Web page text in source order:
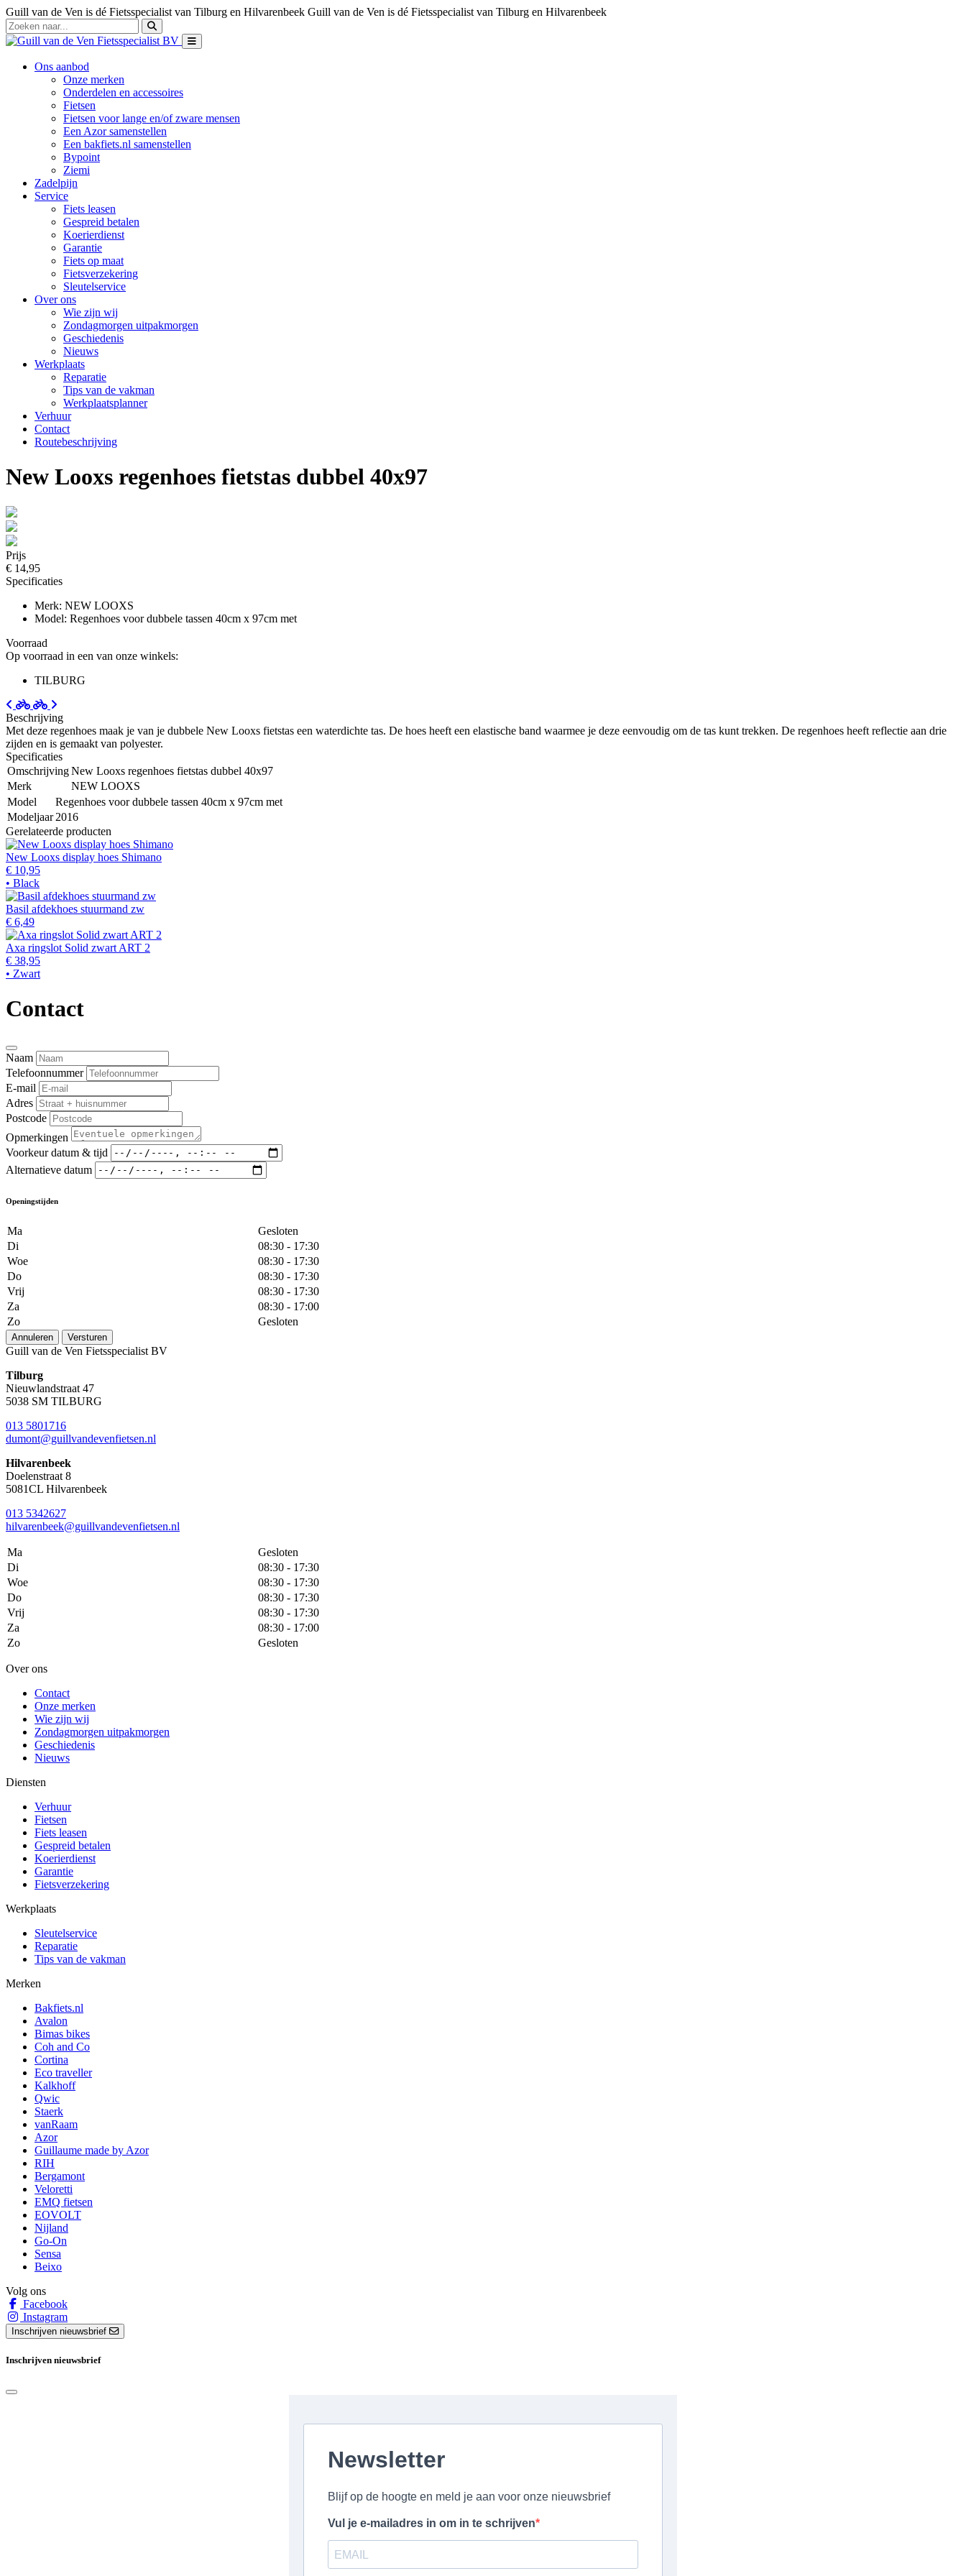
Guill van de Ven is dé Fietsspecialist van Tilburg en Hilvarenbeek Guill van de Ven is dé Fietsspecialist van Tilburg en Hilvarenbeek
Ons aanbod
Onze merken
Onderdelen en accessoires
Fietsen
Fietsen voor lange en/of zware mensen
Een Azor samenstellen
Een bakfiets.nl samenstellen
Bypoint
Ziemi
Zadelpijn
Service
Fiets leasen
Gespreid betalen
Koerierdienst
Garantie
Fiets op maat
Fietsverzekering
Sleutelservice
Over ons
Wie zijn wij
Zondagmorgen uitpakmorgen
Geschiedenis
Nieuws
Werkplaats
Reparatie
Tips van de vakman
Werkplaatsplanner
Verhuur
Contact
Routebeschrijving
New Looxs regenhoes fietstas dubbel 40x97
Prijs
€ 14,95
Specificaties
Merk: NEW LOOXS
Model: Regenhoes voor dubbele tassen 40cm x 97cm met
Voorraad
Op voorraad in een van onze winkels:
TILBURG
Beschrijving
Met deze regenhoes maak je van je dubbele New Looxs fietstas een waterdichte tas. De hoes heeft een elastische band waarmee je deze eenvoudig om de tas kunt trekken. De regenhoes heeft reflectie aan drie
zijden en is gemaakt van polyester.
Specificaties
OmschrijvingNew Looxs regenhoes fietstas dubbel 40x97
Merk
NEW LOOXS
Model
Regenhoes voor dubbele tassen 40cm x 97cm met
Modeljaar 2016
Gerelateerde producten
New Looxs display hoes Shimano
€ 10,95
• Black
Basil afdekhoes stuurmand zw
€ 6,49
Axa ringslot Solid zwart ART 2
€ 38,95
• Zwart
Contact
Naam
Telefoonnummer
E-mail
Adres
Postcode
Opmerkingen
Voorkeur datum & tijd
Alternatieve datum
Openingstijden
Ma
Gesloten
Di
08:30 - 17:30
Woe
08:30 - 17:30
Do
08:30 - 17:30
Vrij
08:30 - 17:30
Za
08:30 - 17:00
Zo
Gesloten
Annuleren Versturen
Guill van de Ven Fietsspecialist BV
Tilburg
Nieuwlandstraat 47
5038 SM TILBURG
013 5801716
dumont@guillvandevenfietsen.nl
Hilvarenbeek
Doelenstraat 8
5081CL Hilvarenbeek
013 5342627
hilvarenbeek@guillvandevenfietsen.nl
Ma
Gesloten
Di
08:30 - 17:30
Woe
08:30 - 17:30
Do
08:30 - 17:30
Vrij
08:30 - 17:30
Za
08:30 - 17:00
Zo
Gesloten
Over ons
Contact
Onze merken
Wie zijn wij
Zondagmorgen uitpakmorgen
Geschiedenis
Nieuws
Diensten
Verhuur
Fietsen
Fiets leasen
Gespreid betalen
Koerierdienst
Garantie
Fietsverzekering
Werkplaats
Sleutelservice
Reparatie
Tips van de vakman
Merken
Bakfiets.nl
Avalon
Bimas bikes
Coh and Co
Cortina
Eco traveller
Kalkhoff
Qwic
Staerk
vanRaam
Azor
Guillaume made by Azor
RIH
Bergamont
Veloretti
EMQ fietsen
EOVOLT
Nijland
Go-On
Sensa
Beixo
Volg ons
Facebook
Instagram
Inschrijven nieuwsbrief
Inschrijven nieuwsbrief